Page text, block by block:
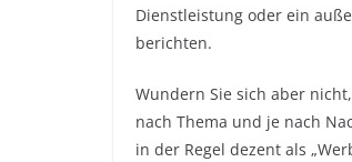
Dienstleistung oder ein
berichten.
Wundern Sie sich aber
nach Thema und je nach
in der Regel dezent als